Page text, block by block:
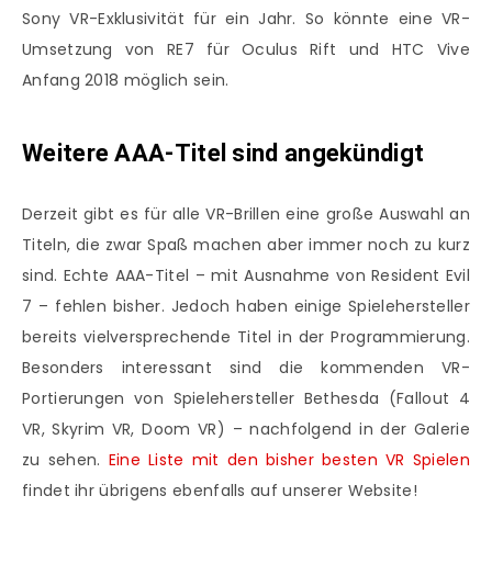
Sony VR-Exklusivität für ein Jahr. So könnte eine VR-
Umsetzung von RE7 für Oculus Rift und HTC Vive
Anfang 2018 möglich sein.
Weitere AAA-Titel sind angekündigt
Derzeit gibt es für alle VR-Brillen eine große Auswahl an
Titeln, die zwar Spaß machen aber immer noch zu kurz
sind. Echte AAA-Titel – mit Ausnahme von Resident Evil
7 – fehlen bisher. Jedoch haben einige Spielehersteller
bereits vielversprechende Titel in der Programmierung.
Besonders interessant sind die kommenden VR-
Portierungen von Spielehersteller Bethesda (Fallout 4
VR, Skyrim VR, Doom VR) – nachfolgend in der Galerie
zu sehen. Eine Liste mit den bisher besten VR Spielen
findet ihr übrigens ebenfalls auf unserer Website!